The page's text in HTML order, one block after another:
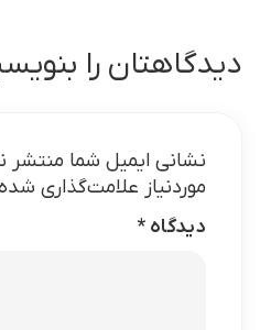
دیدگاهتان را
نشانی ایمیل شما منتشر
موردنیاز علامت‌گذاری
دیدگاه *